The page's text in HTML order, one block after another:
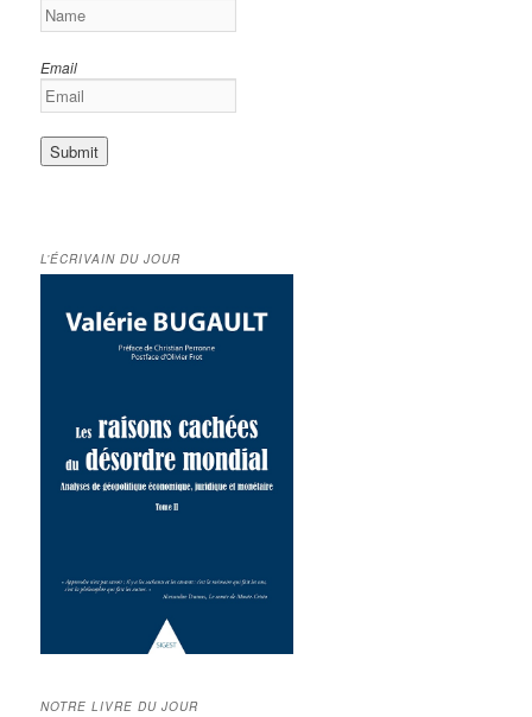
Email
L’ÉCRIVAIN DU JOUR
NOTRE LIVRE DU JOUR